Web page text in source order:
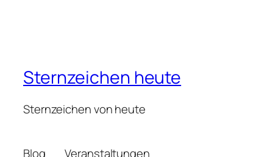
Sternzeichen heute
Sternzeichen von heute
Blog Veranstaltungen